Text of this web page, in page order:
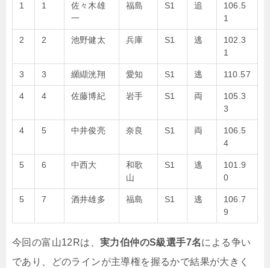
1 1
佐々木雄
一
福島 S1 追
106.5
1
2 2 池野健太 兵庫 S1 逃
102.3
1
3 3 纐纈洸翔 愛知 S1 逃 110.57
4 4 佐藤博紀 岩手 S1 両
105.3
3
4 5 中井俊亮 奈良 S1 両
106.5
4
5 6 中西大
和歌
山
S1 逃
101.9
0
5 7 酒井雄多 福島 S1 逃
106.7
9
今回の富山12Rは、 実力伯仲のS級選手7名による争い
であり、どのラインが主導権を握るかで結果が大きく